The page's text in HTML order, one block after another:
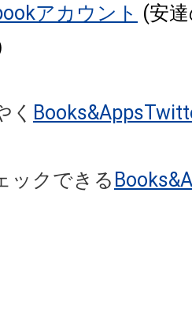
アカウント (安
く
ックできる